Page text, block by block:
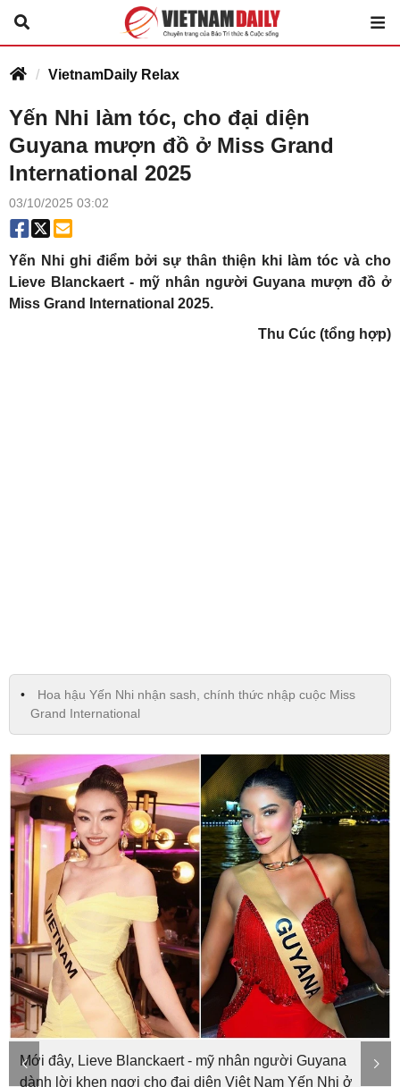
VietnamDaily Relax
Yến Nhi làm tóc, cho đại diện
Guyana mượn đồ ở Miss Grand
International 2025
03/10/2025 03:02
Yến Nhi ghi điểm bởi sự thân thiện khi làm tóc và cho
Lieve Blanckaert - mỹ nhân người Guyana mượn đồ ở
Miss Grand International 2025.
Thu Cúc (tổng hợp)
Hoa hậu Yến Nhi nhận sash, chính thức nhập cuộc Miss
Grand International
Mới đây, Lieve Blanckaert - mỹ nhân người Guyana
dành lời khen ngợi cho đại diện Việt Nam Yến Nhi ở